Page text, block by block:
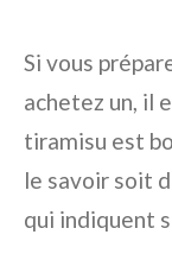
Si vous
achetez un, il
tiramisu est
le savoir soit
qui indiquent